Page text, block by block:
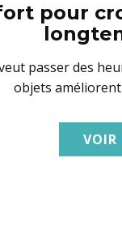
pour
passer des
objets
VOIR